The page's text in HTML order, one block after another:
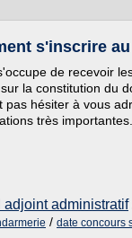
s'inscrire
de recevoir
la constitution du
hésiter à vous
très importantes.
adjoint administratif
/ date concours